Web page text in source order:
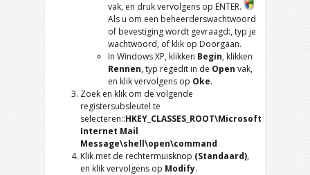
vak, en druk vervolgens op ENTER.
Als u om een ​​beheerderswachtwoord
of bevestiging wordt gevraagd:, typ je
wachtwoord, of klik op Doorgaan.
In Windows XP, klikken Begin, klikken
Rennen, typ regedit in de Open vak,
en klik vervolgens op Oke.
Zoek en klik om de volgende
registersubsleutel te
selecteren::HKEY_CLASSES_ROOT\Microsoft
Internet Mail
Message\shell\open\command
Klik met de rechtermuisknop (Standaard),
en klik vervolgens op Modify.